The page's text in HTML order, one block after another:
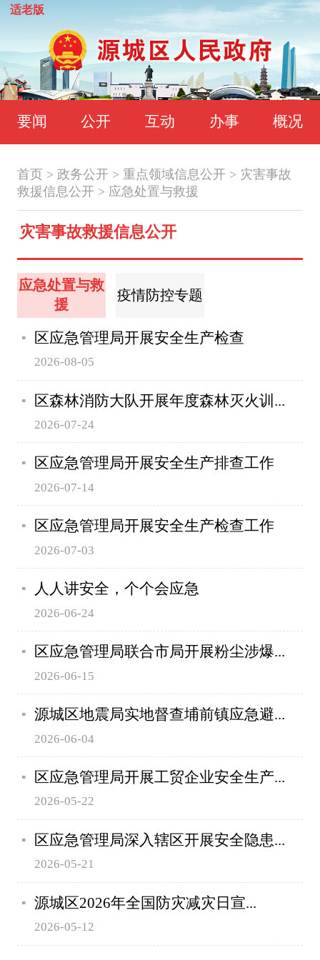
适老版
要闻 公开 互动 办事 概况
首页 > 政务公开> 重点领域信息公开> 灾害事故
救援信息公开> 应急处置与救援
灾害事故救援信息公开
应急处置与救
援
疫情防控专题
区应急管理局开展安全生产检查
2026-08-05
区森林消防大队开展年度森林灭火训...
2026-07-24
区应急管理局开展安全生产排查工作
2026-07-14
区应急管理局开展安全生产检查工作
2026-07-03
人人讲安全，个个会应急
2026-06-24
区应急管理局联合市局开展粉尘涉爆...
2026-06-15
源城区地震局实地督查埔前镇应急避...
2026-06-04
区应急管理局开展工贸企业安全生产...
2026-05-22
区应急管理局深入辖区开展安全隐患...
2026-05-21
源城区2026年全国防灾减灾日宣...
2026-05-12